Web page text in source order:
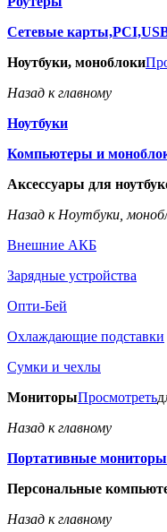
Сетевые
Ноутбуки, моноблоки
Назад к главному
Ноутбуки
Компьютеры и
Аксессуары для
Назад к Ноутбуки,
Внешние АКБ
Зарядные устройства
Опти-Бей
Охлаждающие подставки
Сумки и чехлы
МониторыПросмотреть
Назад к главному
Портативные мониторы
Персональные
Назад к главному